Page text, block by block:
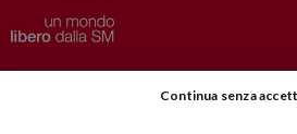
Privacy–Disclaimer
Continua senza